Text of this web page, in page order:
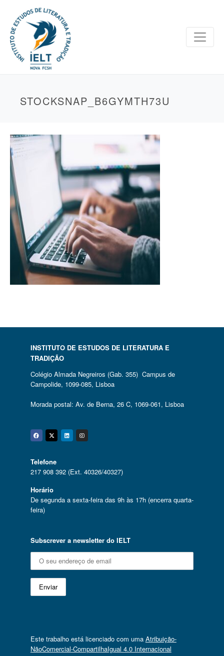
STOCKSNAP_B6GYMTH73U
INSTITUTO DE ESTUDOS DE LITERATURA E
TRADIÇÃO
Colégio Almada Negreiros (Gab. 355) Campus de
Campolide, 1099-085, Lisboa
Morada postal: Av. de Berna, 26 C, 1069-061, Lisboa
Facebook
Twitter
Linkedin
Instagram
Telefone
217 908 392 (Ext. 40326/40327)
Horário
De segunda a sexta-feira das 9h às 17h (encerra quarta-
feira)
Subscrever a newsletter do IELT
Este trabalho está licenciado com uma Atribuição-
NãoComercial-CompartilhaIgual 4.0 Internacional